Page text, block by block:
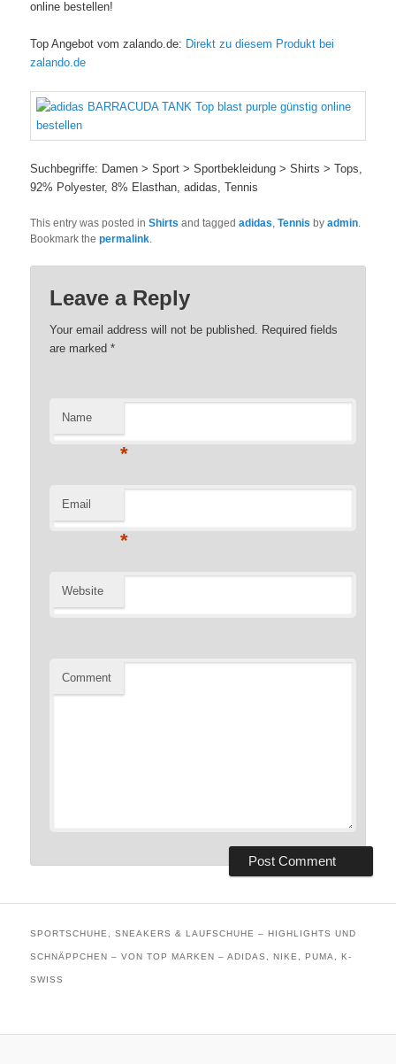
online bestellen!
Top Angebot vom zalando.de: Direkt zu diesem Produkt bei
zalando.de
Suchbegriffe: Damen > Sport > Sportbekleidung > Shirts > Tops,
92% Polyester, 8% Elasthan, adidas, Tennis
This entry was posted inShirts and taggedadidas,Tennis byadmin.
Bookmark thepermalink.
Leave a Reply
Your email address will not be published. Required fields
are marked*
Name
*
Email
*
Website
Comment
SPORTSCHUHE, SNEAKERS & LAUFSCHUHE – HIGHLIGHTS UND
SCHNÄPPCHEN – VON TOP MARKEN – ADIDAS, NIKE, PUMA, K-
SWISS